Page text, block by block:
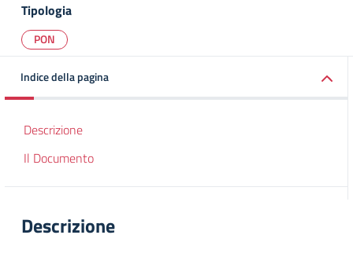
Tipologia
PON
Indice della pagina
Descrizione
Il Documento
Descrizione